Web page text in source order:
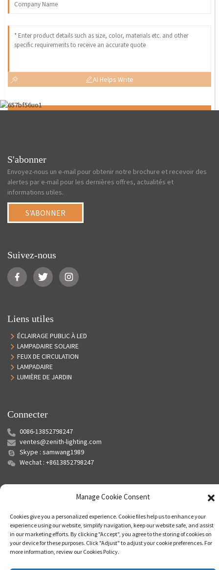
AI Helps Write
S'abonner
Envoyez-nous un e-mail pour obtenir notre brochure et recevoir des
alertes par e-mail pour les dernières offres, actualités et
informations utiles.
S'ABONNER
Suivez-nous
Liens utiles
ÉCLAIRAGE PUBLIC À LED
LAMPADAIRE SOLAIRE
FEUX DE CIRCULATION
LAMPADAIRE
LUMIÈRE DE JARDIN
Connecter
0086-13852798247
ventes@zenith-lighting.com
Skype : samwang1989
Wechat : +8613852798247
© Copyright - 2010-2024 : Tous droits réservés.Plan du site-Plan du
siteTrans-Recherche principale
Manage Cookie Consent
Cookies give you a personalized experience. Cookie files help us to enhance your
experience using our website, simplify navigation, keep our website safe, and assist
in our marketing efforts. By clicking "Accept", you agree to the storing of cookies on
your device for these purposes. Click "Adjust" to adjust your cookie preferences. For
more information, review our Cookies Policy.